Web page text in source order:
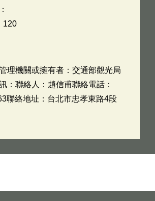
120
理機關或擁有者：交通部觀光局
：聯絡人：趙信甫聯絡電話：
聯絡地址：台北市忠孝東路4段